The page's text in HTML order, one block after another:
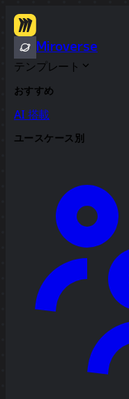
Miroverse
テンプレート
おすすめ
AI 搭載
ユースケース別